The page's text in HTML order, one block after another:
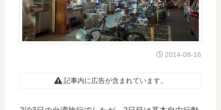
2014-08-16
記事内に広告が含まれています。